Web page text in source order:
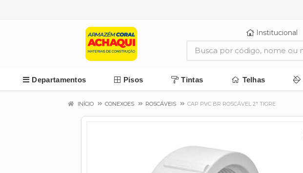
Institucional
Departamentos Pisos Tintas Telhas
INÍCIO CONEXOES ROSCÁVEIS CAP PVC BR ROSCÁVEL 2" TIGRE